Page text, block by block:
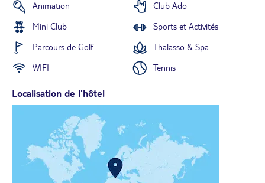
Animation
Club Ado
Mini Club
Sports et Activités
Parcours de Golf
Thalasso & Spa
WIFI
Tennis
Localisation de l'hôtel